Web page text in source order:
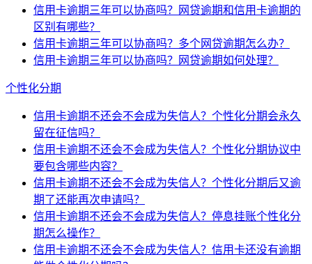
信用卡逾期三年可以协商吗？网贷逾期和信用卡逾期的
区别有哪些？
信用卡逾期三年可以协商吗？多个网贷逾期怎么办？
信用卡逾期三年可以协商吗？网贷逾期如何处理？
个性化分期
信用卡逾期不还会不会成为失信人？个性化分期会永久
留在征信吗？
信用卡逾期不还会不会成为失信人？个性化分期协议中
要包含哪些内容？
信用卡逾期不还会不会成为失信人？个性化分期后又逾
期了还能再次申请吗？
信用卡逾期不还会不会成为失信人？停息挂账个性化分
期怎么操作？
信用卡逾期不还会不会成为失信人？信用卡还没有逾期